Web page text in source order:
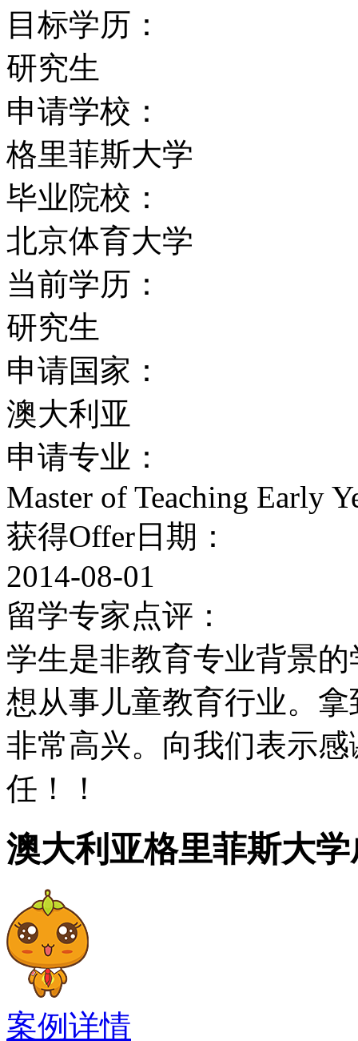
学生服务：
1、提供强制参加的情况
2、福利支持；
3、提供学生导师；
4、职业发展咨询；
5、咨询服务；
6、健康服务；
7、牧师服务；
8、残疾学生服务；
9、其他学习辅助服务：
学术写作及考试准备等
奖学金：
暂无信息！
院校联系方式：
Griffith Univerity
International Office
Nathan Campu,
电话：+61 (0)7 3735
目标学历：
研究生
申请学校：
格里菲斯大学
毕业院校：
北京体育大学
当前学历：
研究生
申请国家：
澳大利亚
申请专业：
Master of Teaching Early
获得Offer日期：
2014-08-01
留学专家点评：
学生是非教育专业背景
想从事儿童教育行业。
非常高兴。向我们表示
任！！
澳大利亚格里菲斯大
案例详情